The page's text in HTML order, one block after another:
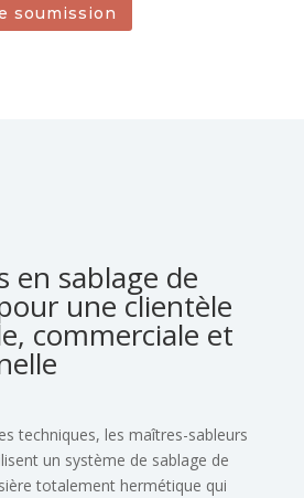
soumission
en sablage de
une clientèle
commerciale et
techniques, les maîtres-sableurs
un système de sablage de
totalement hermétique qui